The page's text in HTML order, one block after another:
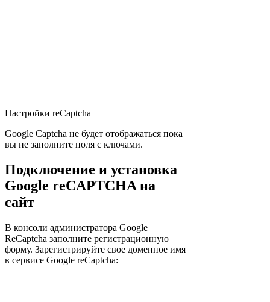
Настройки reCaptcha
Google Captcha не будет отображаться пока
вы не заполните поля с ключами.
Подключение и установка
Google reCAPTCHA на
сайт
В консоли администратора Google
ReCaptcha заполните регистрационную
форму. Зарегистрируйте свое доменное имя
в сервисе Google reCaptcha: